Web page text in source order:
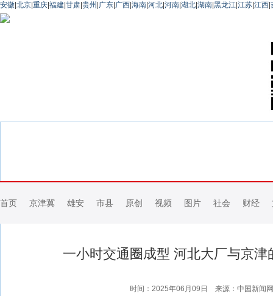
安徽 北京 重庆 福建 甘肃 贵州 广东 广西 海南 河北 河南 湖北 湖南 黑龙江 江苏 江西
首页 京津冀 雄安 市县 原创 视频 图片 社会 财经
一小时交通圈成型 河北大厂与京津
时间：2025年06月09日 来源：中国新闻网